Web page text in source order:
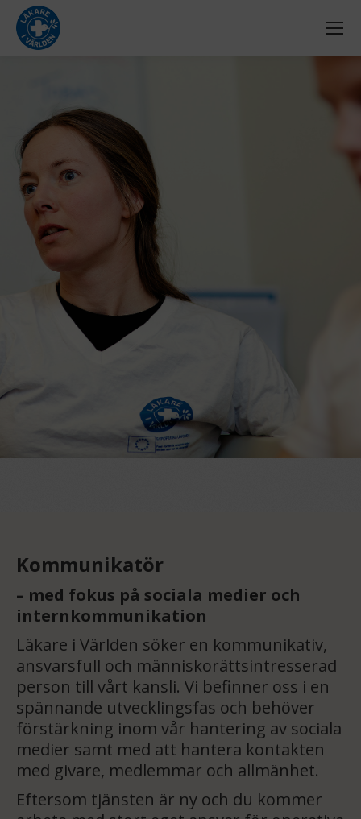
Kommunikatör
– med fokus på sociala medier och
internkommunikation
Läkare i Världen söker en kommunikativ,
ansvarsfull och människorättsintresserad
person till vårt kansli. Vi befinner oss i en
spännande utvecklingsfas och behöver
förstärkning inom vår hantering av sociala
medier samt med att hantera kontakten
med givare, medlemmar och allmänhet.
Eftersom tjänsten är ny och du kommer